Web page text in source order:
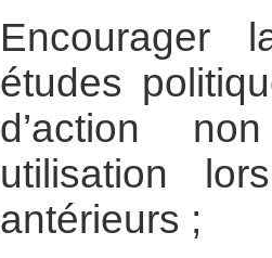
Encourager
études
d’action
utilisation
antérieurs ;